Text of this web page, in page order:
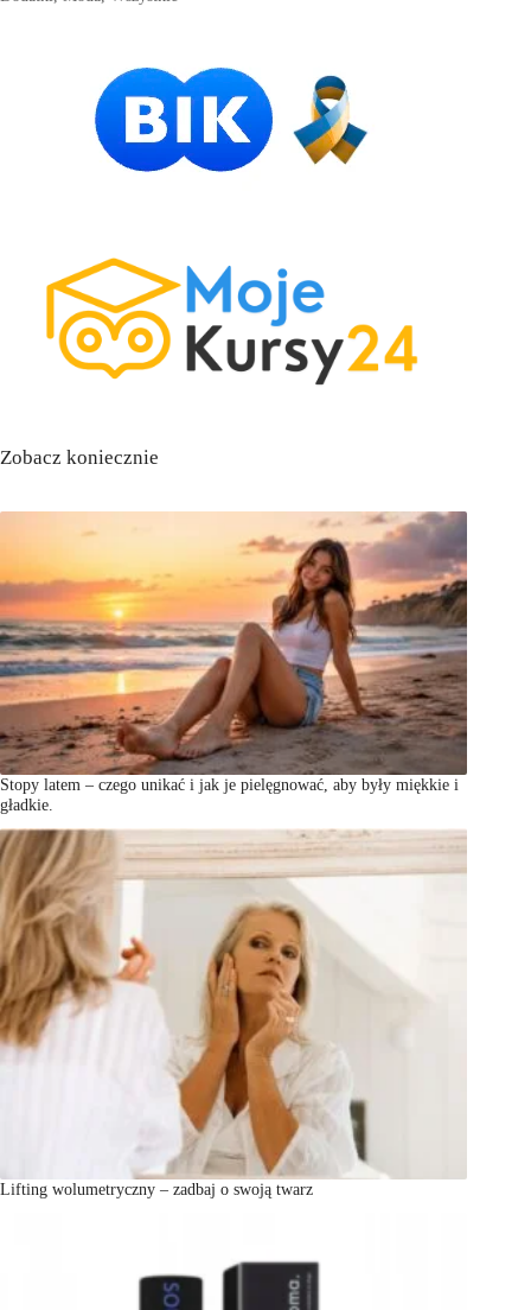
Zobacz koniecznie
Stopy latem – czego unikać i jak je pielęgnować, aby były miękkie i
gładkie.
Lifting wolumetryczny – zadbaj o swoją twarz